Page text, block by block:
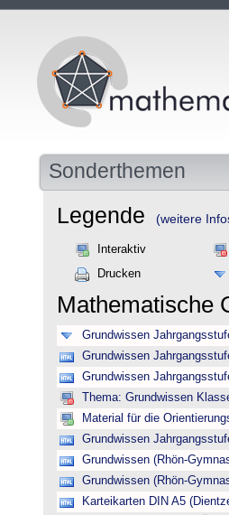
Sonderthemen
Legende (weitere
Interaktiv
Drucken
Mathematische
Grundwissen
Grundwissen
Grundwissen
Thema: Grundwissen
Material für die
Grundwissen
Grundwissen (Rhön-
Grundwissen (Rhön-
Karteikarten DIN A5